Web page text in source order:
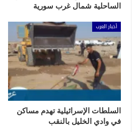
الساحلية شمال غرب سورية
أخبار العرب
السلطات الإسرائيلية تهدم مساكن
في وادي الخليل بالنقب